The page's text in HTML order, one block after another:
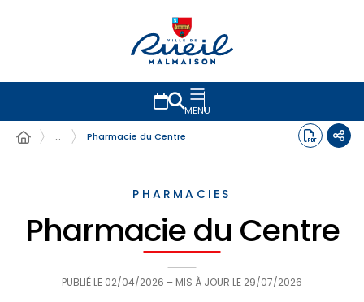
MENU
…
Pharmacie du Centre
PHARMACIES
Pharmacie du Centre
PUBLIÉ LE 02/04/2026 – MIS À JOUR LE 29/07/2026